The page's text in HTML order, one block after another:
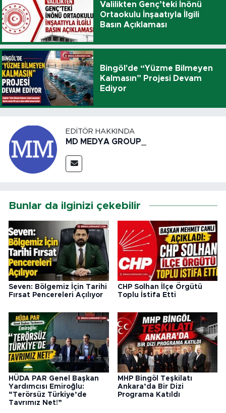
Valilikten Genç’teki İnönü
Ortaokulu İnşaatıyla İlgili
Basın Açıklaması
Bingöl'de “Yüzme Bilmeyen
Kalmasın” Projesi Devam
Ediyor
EDITÖR HAKKINDA
MD MEDYA GROUP_
Bunlar da ilginizi çekebilir
Seven: Bölgemiz İçin Tarihi
Fırsat Pencereleri Açılıyor
CHP Solhan İlçe Örgütü
Toplu İstifa Etti
HÜDA PAR Genel Başkan
Yardımcısı Emiroğlu:
“Terörsüz Türkiye’de
Tavrımız Net!”
MHP Bingöl Teşkilatı
Ankara’da Bir Dizi
Programa Katıldı